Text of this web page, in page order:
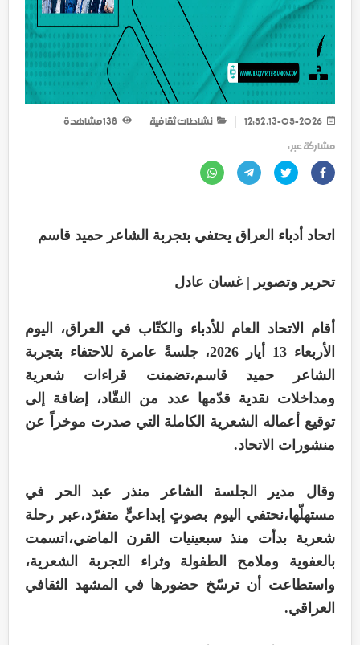
نشاطات ثقافية
مشاهدة
مشاركة عبر :
اتحاد أدباء العراق يحتفي بتجربة الشاعر حميد قاسم
تحرير وتصوير | غسان عادل
أقام الاتحاد العام للأدباء والكتّاب في العراق، اليوم
الأربعاء 13 أيار 2026، جلسةً عامرة للاحتفاء بتجربة
الشاعر حميد قاسم،تضمنت قراءات شعرية
ومداخلات نقدية قدّمها عدد من النقّاد، إضافة إلى
توقيع أعماله الشعرية الكاملة التي صدرت موخراً عن
منشورات الاتحاد.
وقال مدير الجلسة الشاعر منذر عبد الحر في
مستهلّها،نحتفي اليوم بصوتٍ إبداعيٍّ متفرّد،عبر رحلة
شعرية بدأت منذ سبعينيات القرن الماضي،اتسمت
بالعفوية وملامح الطفولة وثراء التجربة الشعرية،
واستطاعت أن ترسّخ حضورها في المشهد الثقافي
العراقي.